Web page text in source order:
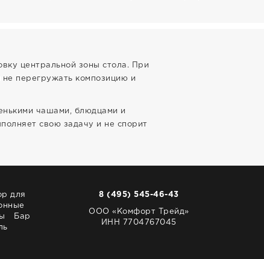
центральной зоны стола. При
перегружать композицию и
чашами, блюдцами и
свою задачу и не спорит
8 (495) 545-46-43
ООО «Комфорт Трейд»
ИНН 7704767045
для
Бар